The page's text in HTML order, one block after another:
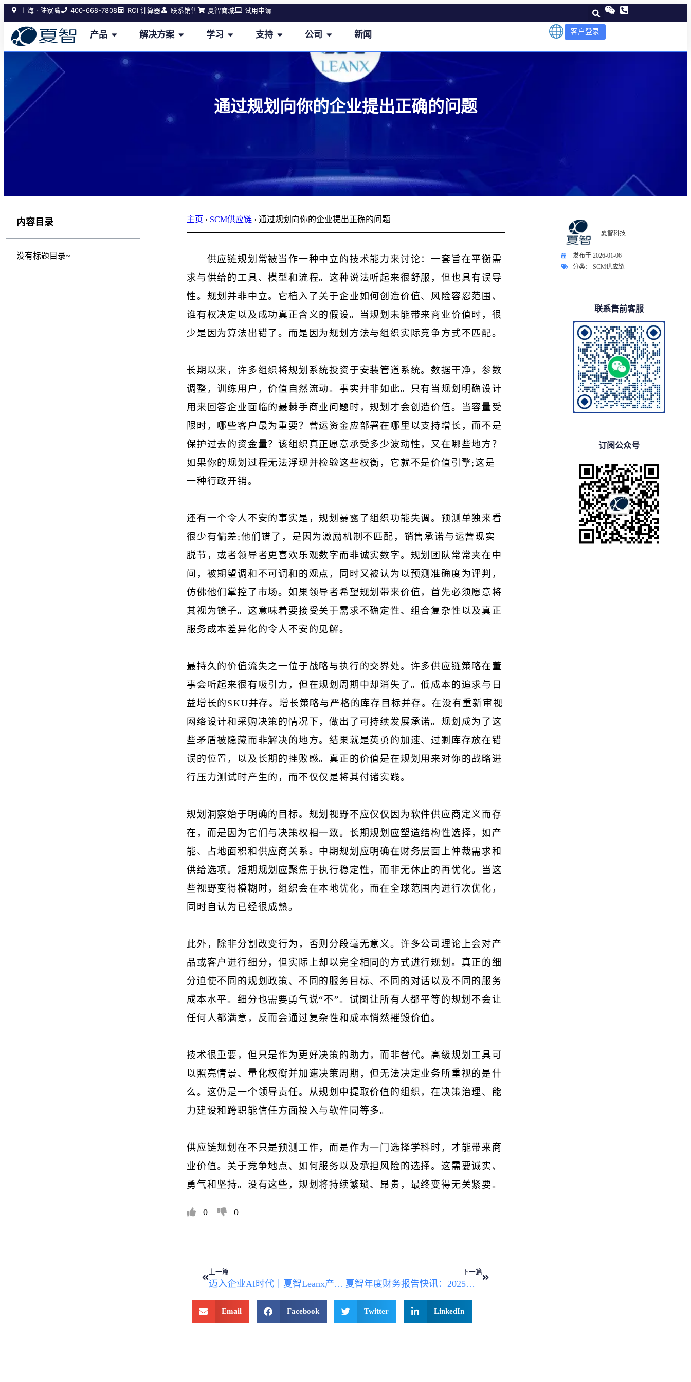
上海 · 陆家嘴 400-668-7808 ROI 计算器 联系销售 夏智商城 试用申请
产品 解决方案 学习 支持 公司 新闻 客户登录
通过规划向你的企业提出正确的问题
内容目录
没有标题目录~
主页 › SCM供应链 ›通过规划向你的企业提出正确的问题
供应链规划常被当作一种中立的技术能力来讨论：一套旨在平衡需
求与供给的工具、模型和流程。这种说法听起来很舒服，但也具有误导
性。规划并非中立。它植入了关于企业如何创造价值、风险容忍范围、
谁有权决定以及成功真正含义的假设。当规划未能带来商业价值时，很
少是因为算法出错了。而是因为规划方法与组织实际竞争方式不匹配。
长期以来，许多组织将规划系统投资于安装管道系统。数据干净，参数
调整，训练用户，价值自然流动。事实并非如此。只有当规划明确设计
用来回答企业面临的最棘手商业问题时，规划才会创造价值。当容量受
限时，哪些客户最为重要？营运资金应部署在哪里以支持增长，而不是
保护过去的资金量？该组织真正愿意承受多少波动性，又在哪些地方？
如果你的规划过程无法浮现并检验这些权衡，它就不是价值引擎;这是
一种行政开销。
还有一个令人不安的事实是，规划暴露了组织功能失调。预测单独来看
很少有偏差;他们错了，是因为激励机制不匹配，销售承诺与运营现实
脱节，或者领导者更喜欢乐观数字而非诚实数字。规划团队常常夹在中
间，被期望调和不可调和的观点，同时又被认为以预测准确度为评判，
仿佛他们掌控了市场。如果领导者希望规划带来价值，首先必须愿意将
其视为镜子。这意味着要接受关于需求不确定性、组合复杂性以及真正
服务成本差异化的令人不安的见解。
最持久的价值流失之一位于战略与执行的交界处。许多供应链策略在董
事会听起来很有吸引力，但在规划周期中却消失了。低成本的追求与日
益增长的SKU并存。增长策略与严格的库存目标并存。在没有重新审视
网络设计和采购决策的情况下，做出了可持续发展承诺。规划成为了这
些矛盾被隐藏而非解决的地方。结果就是英勇的加速、过剩库存放在错
误的位置，以及长期的挫败感。真正的价值是在规划用来对你的战略进
行压力测试时产生的，而不仅仅是将其付诸实践。
规划洞察始于明确的目标。规划视野不应仅仅因为软件供应商定义而存
在，而是因为它们与决策权相一致。长期规划应塑造结构性选择，如产
能、占地面积和供应商关系。中期规划应明确在财务层面上仲裁需求和
供给选项。短期规划应聚焦于执行稳定性，而非无休止的再优化。当这
些视野变得模糊时，组织会在本地优化，而在全球范围内进行次优化，
同时自认为已经很成熟。
此外，除非分割改变行为，否则分段毫无意义。许多公司理论上会对产
品或客户进行细分，但实际上却以完全相同的方式进行规划。真正的细
分迫使不同的规划政策、不同的服务目标、不同的对话以及不同的服务
成本水平。细分也需要勇气说“不”。试图让所有人都平等的规划不会让
任何人都满意，反而会通过复杂性和成本悄然摧毁价值。
技术很重要，但只是作为更好决策的助力，而非替代。高级规划工具可
以照亮情景、量化权衡并加速决策周期，但无法决定业务所重视的是什
么。这仍是一个领导责任。从规划中提取价值的组织，在决策治理、能
力建设和跨职能信任方面投入与软件同等多。
供应链规划在不只是预测工作，而是作为一门选择学科时，才能带来商
业价值。关于竞争地点、如何服务以及承担风险的选择。这需要诚实、
勇气和坚持。没有这些，规划将持续繁琐、昂贵，最终变得无关紧要。
0 0
上一篇
迈入企业AI时代｜夏智Leanx产品体系优化及价格调整公告
下一篇
夏智年度财务报告快讯：2025年业务增长突破60.8%，全球化与数字化战略成效显著
Email Facebook Twitter LinkedIn
夏智科技
发布于 2026-01-06
分类：
SCM供应链
联系售前客服
订阅公众号